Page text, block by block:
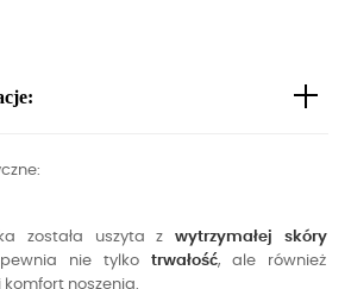
została uszyta zwytrzymałej skóry
nie tylko trwałość, ale również
komfort noszenia.